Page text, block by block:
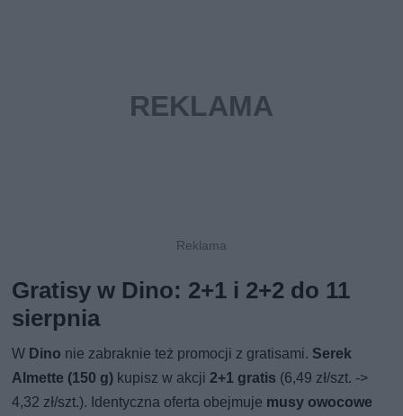
Gratisy w Dino: 2+1 i 2+2 do 11
sierpnia
W Dino nie zabraknie też promocji z gratisami. Serek
Almette (150 g) kupisz w akcji2+1 gratis (6,49 zł/szt. ->
4,32 zł/szt.). Identyczna oferta obejmuje musy owocowe